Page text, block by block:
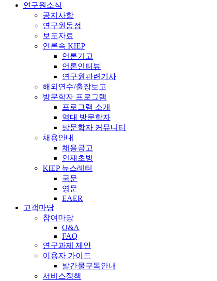
연구원소식
공지사항
연구원동정
보도자료
언론속 KIEP
언론기고
언론인터뷰
연구원관련기사
해외연수/출장보고
방문학자 프로그램
프로그램 소개
역대 방문학자
방문학자 커뮤니티
채용안내
채용공고
인재초빙
KIEP 뉴스레터
국문
영문
EAER
고객마당
참여마당
Q&A
FAQ
연구과제 제안
이용자 가이드
발간물구독안내
서비스정책